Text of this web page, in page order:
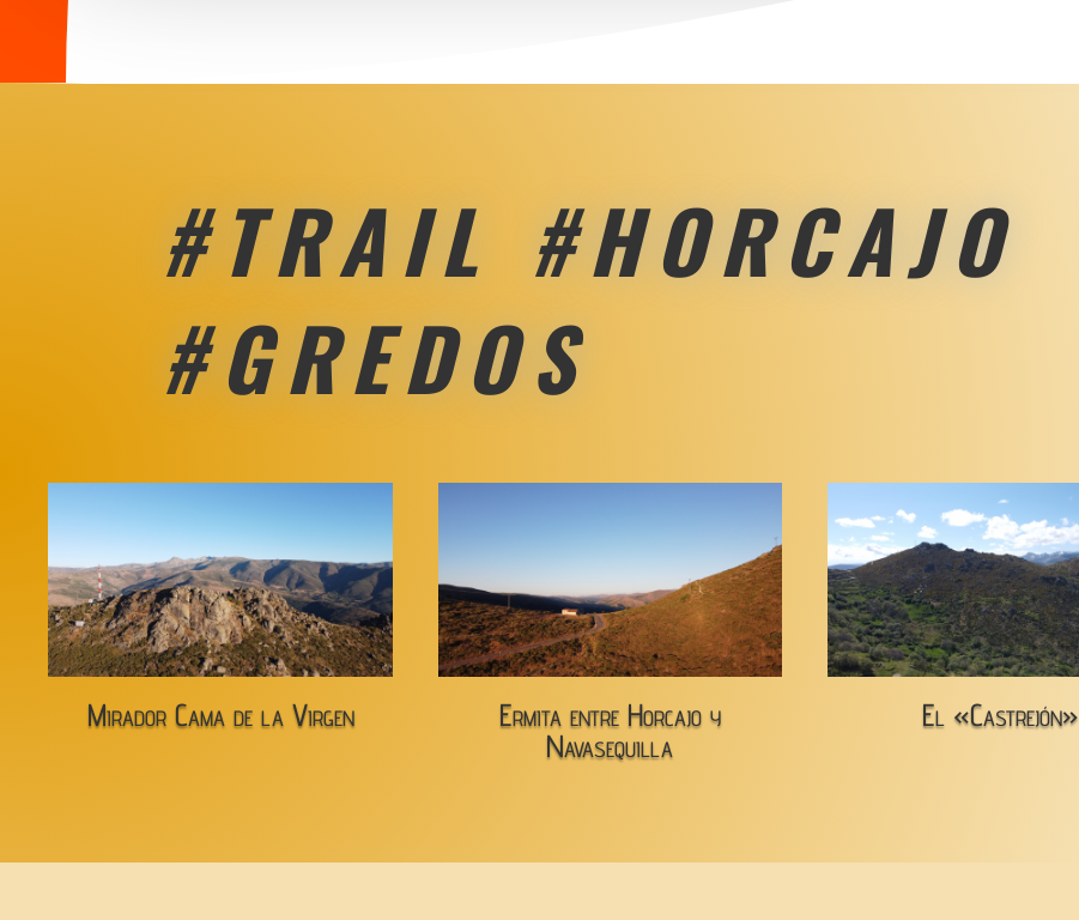
#TRAIL #HORCAJO
#GREDOS
Mirador Cama de la Virgen
Ermita entre Horcajo y
Navasequilla
El «Castrejón»